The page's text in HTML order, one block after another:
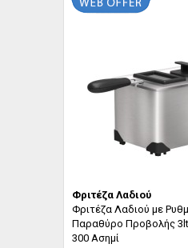
Φριτέζα Λαδιού
Φριτέζα Λαδιού με
Παραθύρο Προβολής 3lt
300 Ασημί